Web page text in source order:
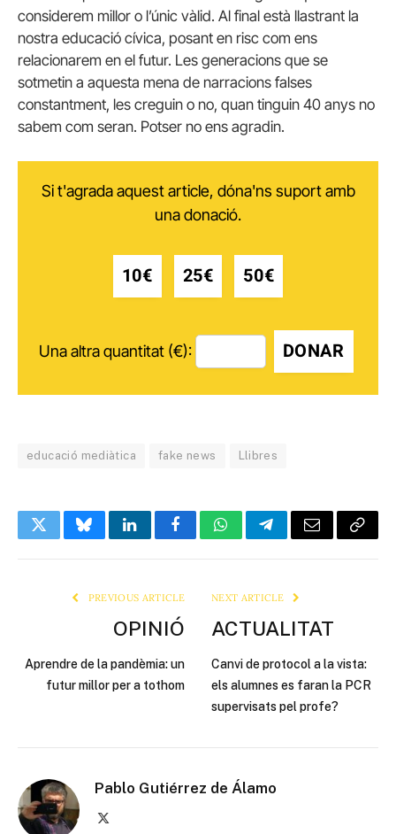
considerem millor o l’únic vàlid. Al final està llastrant la
nostra educació cívica, posant en risc com ens
relacionarem en el futur. Les generacions que se
sotmetin a aquesta mena de narracions falses
constantment, les creguin o no, quan tinguin 40 anys no
sabem com seran. Potser no ens agradin.
Si t'agrada aquest article, dóna'ns suport amb
una donació.
10€ 25€ 50€
Una altra quantitat (€): DONAR
educació mediàtica fake news Llibres
TwitterBlueskyLinkedInFacebookWhatsAppTelegramEmail Copy
PREVIOUS ARTICLE
OPINIÓ
Aprendre de la pandèmia: un
futur millor per a tothom
NEXT ARTICLE
ACTUALITAT
Canvi de protocol a la vista:
els alumnes es faran la PCR
supervisats pel profe?
Pablo Gutiérrez de Álamo